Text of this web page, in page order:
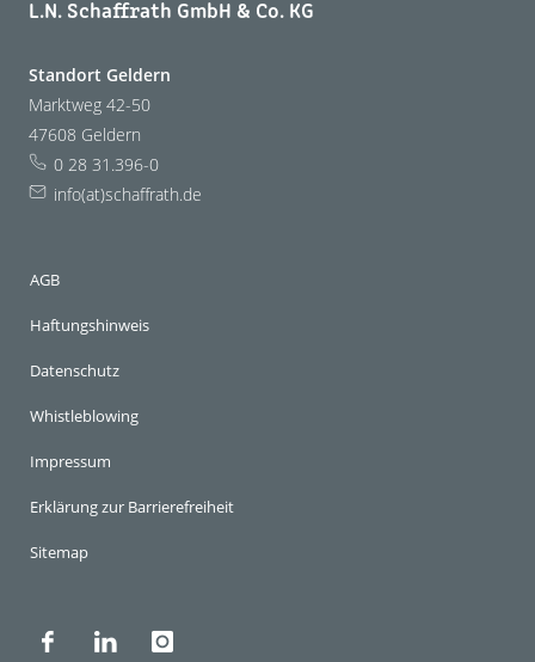
L.N. Schaffrath GmbH & Co. KG
Standort Geldern
Marktweg 42-50
47608 Geldern
0 28 31.396-0
info(at)schaffrath.de
AGB
Haftungshinweis
Datenschutz
Whistleblowing
Impressum
Erklärung zur Barrierefreiheit
Sitemap